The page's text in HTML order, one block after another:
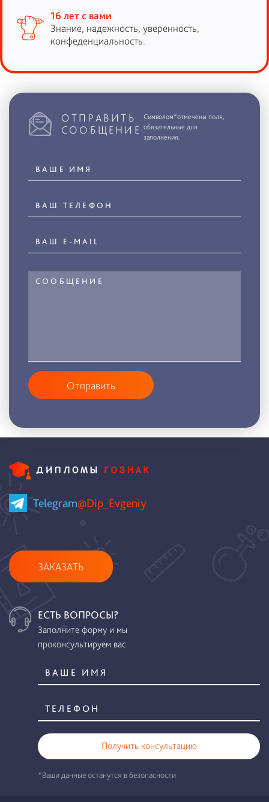
16 лет с вами
Знание, надежность, уверенность,
конфеденциальность.
ОТПРАВИТЬ
СООБЩЕНИЕ
Символом*отмечены поля,
обязательные для
заполнения.
Отправить
Telegram@Dip_Evgeniy
ЗАКАЗАТЬ
ЕСТЬ ВОПРОСЫ?
Заполните форму и мы
проконсультируем вас
Получить консультацию
*Ваши данные останутся в безопасности